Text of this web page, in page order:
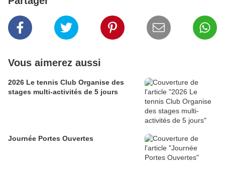
Vous aimerez aussi
2026 Le tennis Club Organise des
stages multi-activités de 5 jours
Journée Portes Ouvertes